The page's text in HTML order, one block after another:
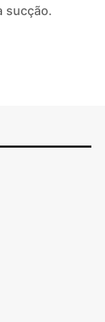
sucção.